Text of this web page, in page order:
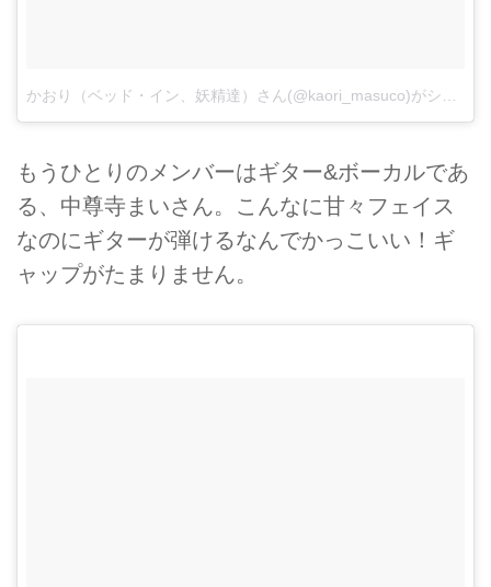
もうひとりのメンバーはギター&ボーカルであ
る、中尊寺まいさん。こんなに甘々フェイス
なのにギターが弾けるなんでかっこいい！ギ
ャップがたまりません。